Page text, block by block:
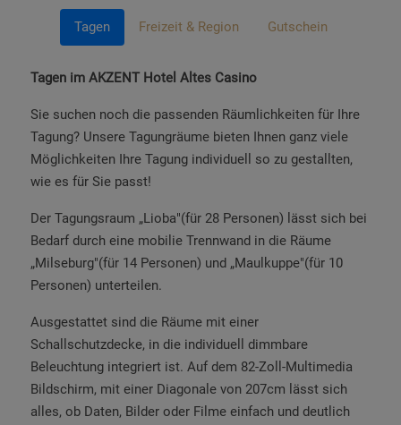
Tagen Freizeit & Region Gutschein
Tagen im AKZENT Hotel Altes Casino
Sie suchen noch die passenden Räumlichkeiten für Ihre
Tagung? Unsere Tagungräume bieten Ihnen ganz viele
Möglichkeiten Ihre Tagung individuell so zu gestallten,
wie es für Sie passt!
Der Tagungsraum „Lioba"(für 28 Personen) lässt sich bei
Bedarf durch eine mobilie Trennwand in die Räume
„Milseburg"(für 14 Personen) und „Maulkuppe"(für 10
Personen) unterteilen.
Ausgestattet sind die Räume mit einer
Schallschutzdecke, in die individuell dimmbare
Beleuchtung integriert ist. Auf dem 82-Zoll-Multimedia
Bildschirm, mit einer Diagonale von 207cm lässt sich
alles, ob Daten, Bilder oder Filme einfach und deutlich